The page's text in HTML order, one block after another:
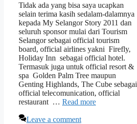
Tidak ada yang bisa saya ucapkan
selain terima kasih sedalam-dalamnya
kepada My Selangor Story 2011 dan
seluruh sponsor mulai dari Tourism
Selangor sebagai official tourism
board, official airlines yakni Firefly,
Holiday Inn sebagai official hotel.
Termasuk juga untuk official resort &
spa Golden Palm Tree maupun
Genting Highlands, The Cube sebagai
official telecomunication, official
restaurant … Read more
Leave a comment